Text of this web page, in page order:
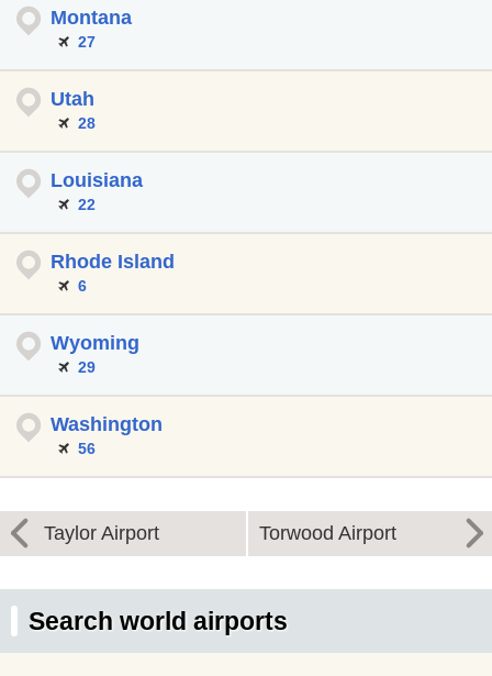
Montana
27
Utah
28
Louisiana
22
Rhode Island
6
Wyoming
29
Washington
56
Taylor Airport Torwood Airport
Search world airports